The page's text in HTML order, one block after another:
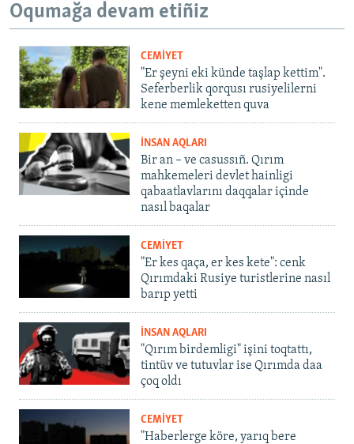
Oqumağa devam etiñiz
CEMİYET
"Er şeyni eki künde taşlap kettim".
Seferberlik qorqusı rusiyelilerni
kene memleketten quva
İNSAN AQLARI
Bir an – ve casussıñ. Qırım
mahkemeleri devlet hainligi
qabaatlavlarını daqqalar içinde
nasıl baqalar
CEMİYET
"Er kes qaça, er kes kete": cenk
Qırımdaki Rusiye turistlerine nasıl
barıp yetti
İNSAN AQLARI
"Qırım birdemligi" işini toqtattı,
tintüv ve tutuvlar ise Qırımda daa
çoq oldı
CEMİYET
"Haberlerge köre, yarıq bere